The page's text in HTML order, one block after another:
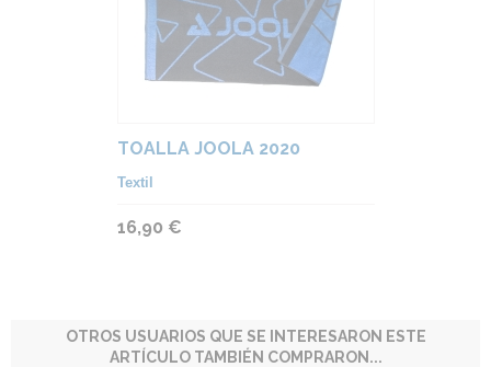
TOALLA JOOLA 2020
Textil
16,90 €
OTROS USUARIOS QUE SE INTERESARON ESTE
ARTÍCULO TAMBIÉN COMPRARON...